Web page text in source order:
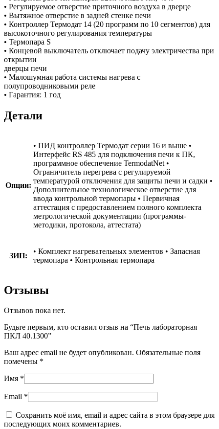
• Регулируемое отверстие приточного воздуха в дверце
• Вытяжное отверстие в задней стенке печи
• Контроллер Термодат 14 (20 программ по 10 сегментов) для
высокоточного регулирования температуры
• Термопара S
• Концевой выключатель отключает подачу электричества при
открытии
дверцы печи
• Малошумная работа системы нагрева с
полупроводниковыми реле
• Гарантия: 1 год
Детали
Опции:
• ПИД контроллер Термодат серии 16 и выше •
Интерфейс RS 485 для подключения печи к ПК,
программное обеспечение TermodatNet •
Ограничитель перегрева с регулируемой
температурой отключения для защиты печи и садки •
Дополнительное технологическое отверстие для
ввода контрольной термопары • Первичная
аттестация с предоставлением полного комплекта
метрологической документации (программы-
методики, протокола, аттестата)
ЗИП:
• Комплект нагревательных элементов • Запасная
термопара • Контрольная термопара
Отзывы
Отзывов пока нет.
Будьте первым, кто оставил отзыв на “Печь лабораторная
ПКЛ 40.1300”
Ваш адрес email не будет опубликован. Обязательные поля
помечены *
Имя *
Email *
Сохранить моё имя, email и адрес сайта в этом браузере для
последующих моих комментариев.